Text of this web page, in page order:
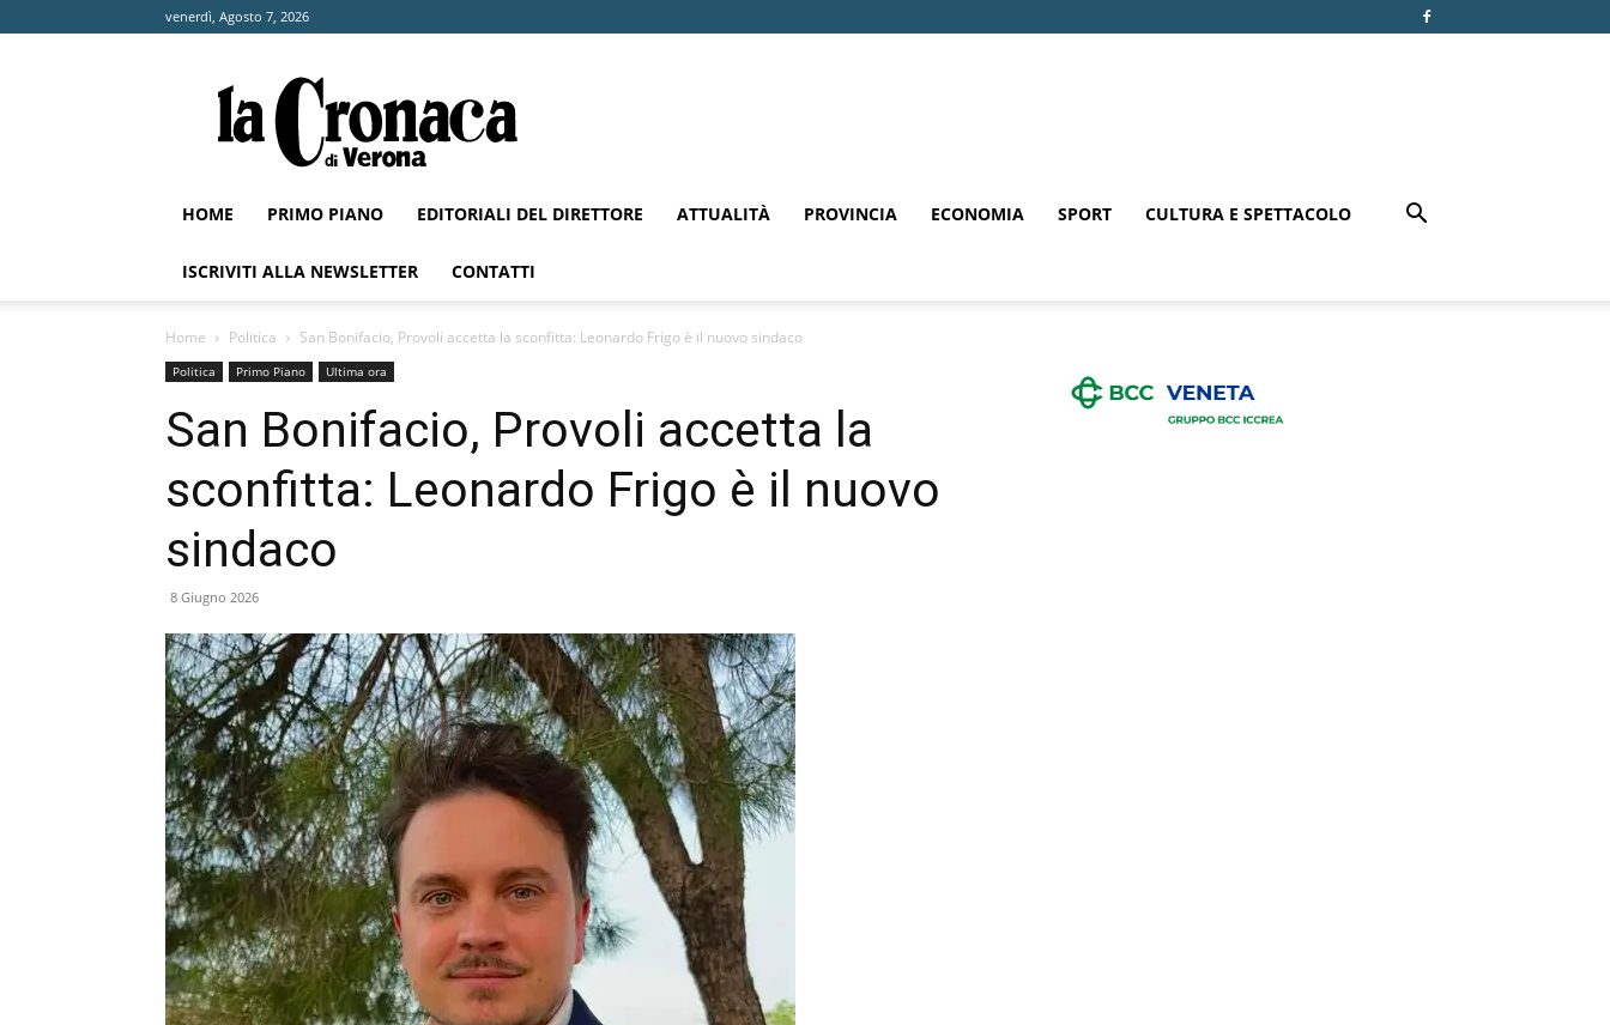
venerdì, Agosto 7, 2026
Cronaca
di
Verona
HOME PRIMO PIANO EDITORIALI DEL DIRETTORE ATTUALITÀ PROVINCIA ECONOMIA SPORT CULTURA E SPETTACOLO
ISCRIVITI ALLA NEWSLETTER CONTATTI
Home Politica San Bonifacio, Provoli accetta la sconfitta: Leonardo Frigo è il nuovo sindaco
Politica Primo Piano Ultima ora
San Bonifacio, Provoli accetta la
sconfitta: Leonardo Frigo è il nuovo
sindaco
8 Giugno 2026